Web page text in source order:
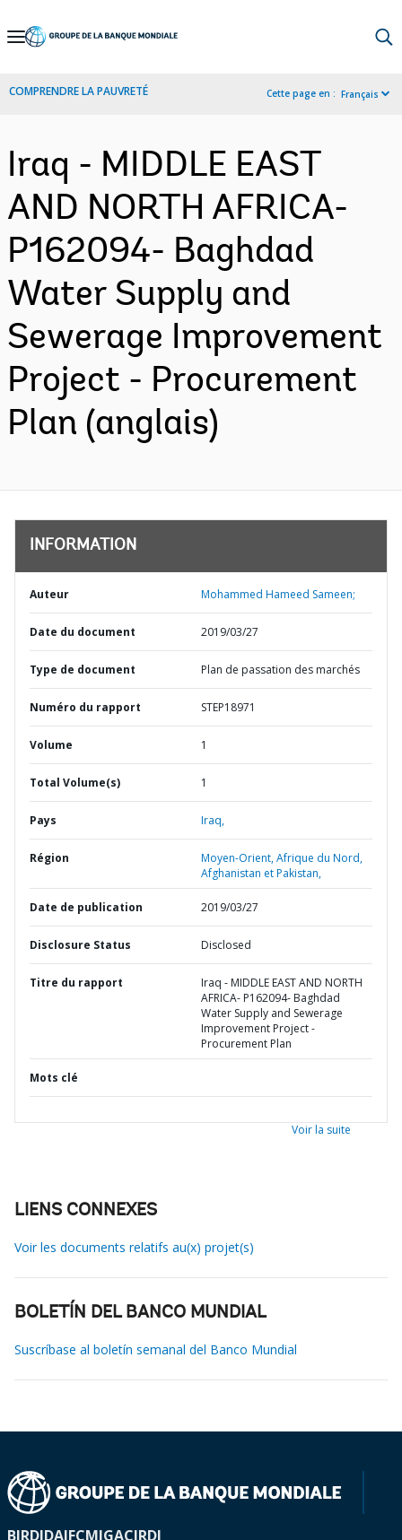
Skip
Navigation
COMPRENDRE LA PAUVRETÉ Cette page en : Français
Iraq - MIDDLE EAST
AND NORTH AFRICA-
P162094- Baghdad
Water Supply and
Sewerage Improvement
Project - Procurement
Plan (anglais)
INFORMATION
Auteur Mohammed Hameed Sameen;
Date du document 2019/03/27
Type de document Plan de passation des marchés
Numéro du rapport STEP18971
Volume 1
Total Volume(s) 1
Pays Iraq,
Région
Moyen-Orient, Afrique du Nord,
Afghanistan et Pakistan,
Date de publication 2019/03/27
Disclosure Status Disclosed
Titre du rapport
Iraq - MIDDLE EAST AND NORTH
AFRICA- P162094- Baghdad
Water Supply and Sewerage
Improvement Project -
Procurement Plan
Mots clé
Voir la suite
LIENS CONNEXES
Voir les documents relatifs au(x) projet(s)
BOLETÍN DEL BANCO MUNDIAL
Suscríbase al boletín semanal del Banco Mundial
BIRDIDAIFCMIGACIRDI